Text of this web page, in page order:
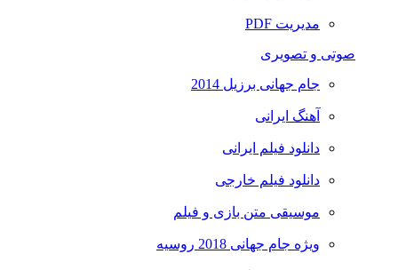
مدیریت PDF
صوتی و تصویری
جام جهانی برزیل 2014
آهنگ ایرانی
دانلود فیلم ایرانی
دانلود فیلم خارجی
موسیقی متن بازی و فیلم
ویژه جام جهانی 2018 روسیه